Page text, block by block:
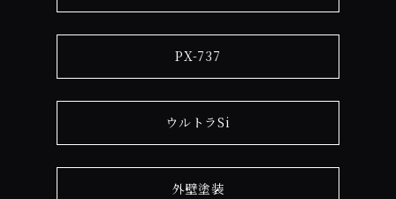
PX-737
ウルトラSi
外壁塗装